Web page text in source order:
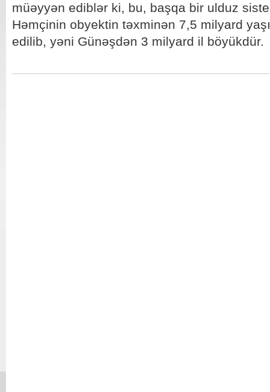
müəyyən ediblər ki, bu, başqa bir ulduz
Həmçinin obyektin təxminən 7,5 milyard
edilib, yəni Günəşdən 3 milyard il böyükdür.